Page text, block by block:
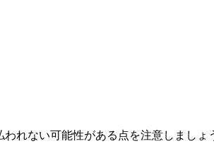
れない可能性がある点を注意しましょ